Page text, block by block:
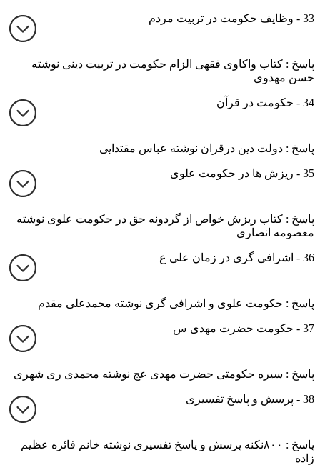
33 - وظایف حکومت در تربیت مردم
پاسخ : کتاب واکاوی فقهی الزام حکومت در تربیت دینی نوشته
حسن مهدوی
34 - حکومت در قرآن
پاسخ : دولت دین درقران نوشته عباس مقتدایی
35 - ریزش ها در حکومت علوی
پاسخ : کتاب ریزش خواص از گردونه حق در حکومت علوی نوشته
معصومه انصاری
36 - اشرافی گری در زمان علی ع
پاسخ : حکومت علوی و اشرافی گری نوشته محمدعلی مقدم
37 - حکومت حضرت مهدی س
پاسخ : سیره حکومتی حضرت مهدی عج نوشته محمدی ری شهری
38 - پرسش و پاسخ تفسیری
پاسخ : ۸۰۰نکنه پرسش و پاسخ تفسیری نوشته خانم فائزه عظیم
زاده